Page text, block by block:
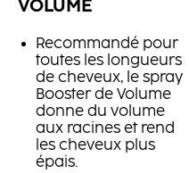
VOLUME
Recommandé pour
toutes les longueurs
de cheveux, le spray
Booster de Volume
donne du volume
aux racines et rend
les cheveux plus
épais.